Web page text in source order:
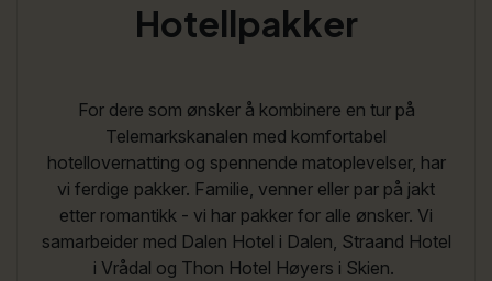
Hotellpakker
For dere som ønsker å kombinere en tur på
Telemarkskanalen med komfortabel
hotellovernatting og spennende matoplevelser, har
vi ferdige pakker. Familie, venner eller par på jakt
etter romantikk - vi har pakker for alle ønsker. Vi
samarbeider med Dalen Hotel i Dalen, Straand Hotel
i Vrådal og Thon Hotel Høyers i Skien.